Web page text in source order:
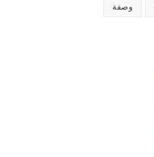
وصفة